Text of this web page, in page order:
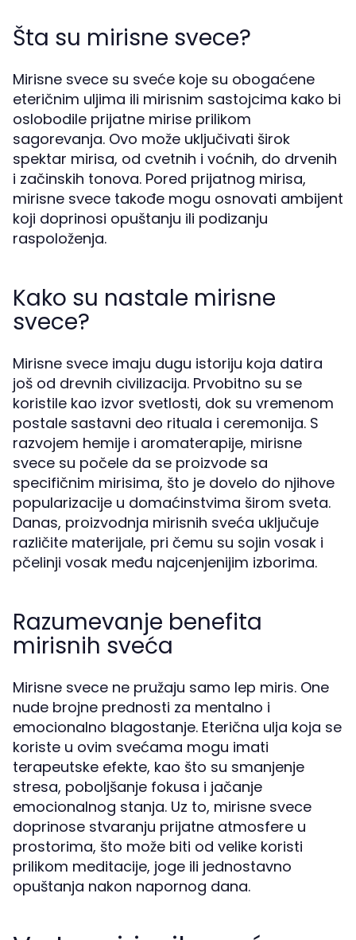
Šta su mirisne svece?
Mirisne svece su sveće koje su obogaćene
eteričnim uljima ili mirisnim sastojcima kako bi
oslobodile prijatne mirise prilikom
sagorevanja. Ovo može uključivati širok
spektar mirisa, od cvetnih i voćnih, do drvenih
i začinskih tonova. Pored prijatnog mirisa,
mirisne svece takođe mogu osnovati ambijent
koji doprinosi opuštanju ili podizanju
raspoloženja.
Kako su nastale mirisne
svece?
Mirisne svece imaju dugu istoriju koja datira
još od drevnih civilizacija. Prvobitno su se
koristile kao izvor svetlosti, dok su vremenom
postale sastavni deo rituala i ceremonija. S
razvojem hemije i aromaterapije, mirisne
svece su počele da se proizvode sa
specifičnim mirisima, što je dovelo do njihove
popularizacije u domaćinstvima širom sveta.
Danas, proizvodnja mirisnih sveća uključuje
različite materijale, pri čemu su sojin vosak i
pčelinji vosak među najcenjenijim izborima.
Razumevanje benefita
mirisnih sveća
Mirisne svece ne pružaju samo lep miris. One
nude brojne prednosti za mentalno i
emocionalno blagostanje. Eterična ulja koja se
koriste u ovim svećama mogu imati
terapeutske efekte, kao što su smanjenje
stresa, poboljšanje fokusa i jačanje
emocionalnog stanja. Uz to, mirisne svece
doprinose stvaranju prijatne atmosfere u
prostorima, što može biti od velike koristi
prilikom meditacije, joge ili jednostavno
opuštanja nakon napornog dana.